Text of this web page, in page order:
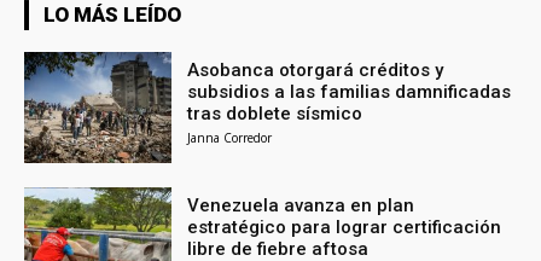
LO MÁS LEÍDO
Asobanca otorgará créditos y
subsidios a las familias damnificadas
tras doblete sísmico
Janna Corredor
Venezuela avanza en plan
estratégico para lograr certificación
libre de fiebre aftosa